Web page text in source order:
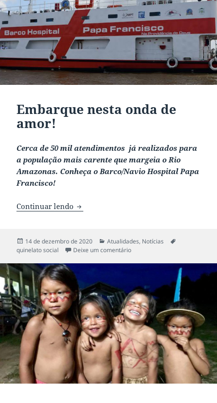
Embarque nesta onda de
amor!
Cerca de 50 mil atendimentos já realizados para
a população mais carente que margeia o Rio
Amazonas. Conheça o Barco/Navio Hospital Papa
Francisco!
Continuar lendo Embarque nesta onda de amor!
Publicado
em
14 de dezembro de 2020 Categorias
Atualidades, Notícias
quinelato social
Deixe um comentário